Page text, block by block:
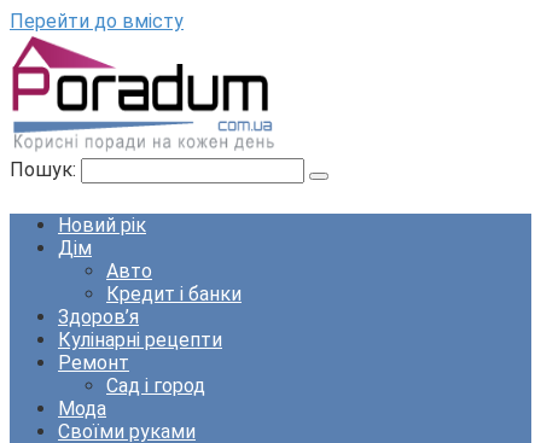
Перейти до вмісту
Пошук:
Новий рік
Дім
Авто
Кредит і банки
Здоров’я
Кулінарні рецепти
Ремонт
Сад і город
Мода
Своїми руками